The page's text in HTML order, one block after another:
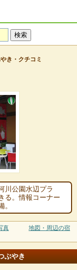
き・クチコミ
川公園水辺プラ
る。情報コーナー
真 地図・周辺の宿
ぶやき